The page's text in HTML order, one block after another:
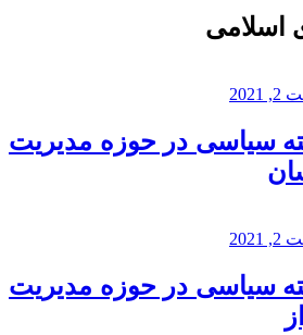
اسلامی
سیاسی در حوزه مدیریت
سیاسی در حوزه مدیریت